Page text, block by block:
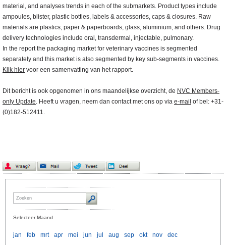
material, and analyses trends in each of the submarkets. Product types include
ampoules, blister, plastic bottles, labels & accessories, caps & closures. Raw
materials are plastics, paper & paperboards, glass, aluminium, and others. Drug
delivery technologies include oral, transdermal, injectable, pulmonary.
In the report the packaging market for veterinary vaccines is segmented
separately and this market is also segmented by key sub-segments in vaccines.
Klik hier voor een samenvatting van het rapport.
Dit bericht is ook opgenomen in ons maandelijkse overzicht, de NVC Members-
only Update. Heeft u vragen, neem dan contact met ons op via e-mail of bel: +31-
(0)182-512411.
Selecteer Maand
jan feb mrt apr mei jun jul aug sep okt nov dec